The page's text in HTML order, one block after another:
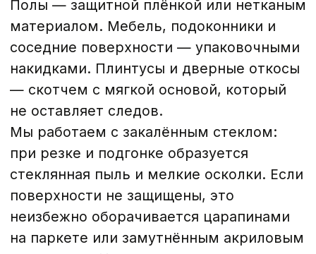
фрагменты старой конструкции при
замене. Всё это грузится в машину
бригады и вывозится с объекта.
Вам не нужно вызывать отдельную
службу вывоза, искать мешки или
договариваться с управляющей
компанией. Мусор — наш. Это часть
работы, которую мы взяли на себя по
умолчанию.
Уборка после монтажа
Финальная проверка конструкции и
финальная уборка происходят
этапа. Монтажник проверяет все
крепления, регулирует фурнитуру и
одновременно снимает защитные
покрытия, собирает остатки упаковки,